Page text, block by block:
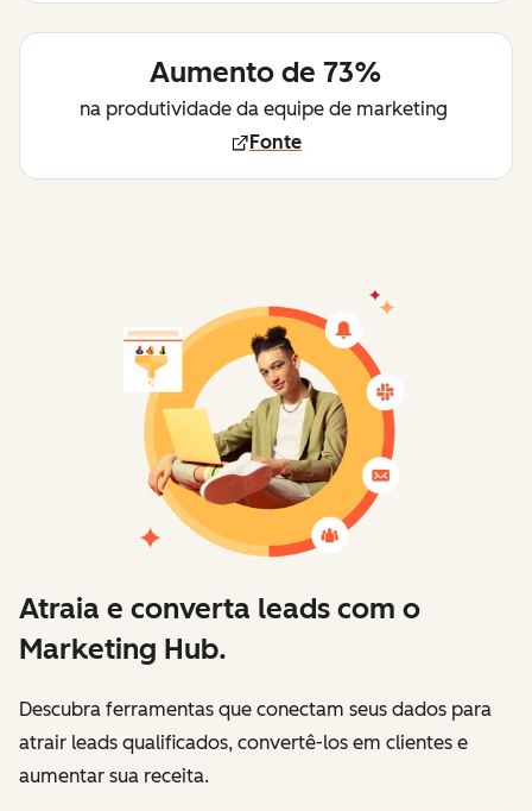
Aumento de 73%
na produtividade da equipe de marketing
Fonte
Atraia e converta leads com o
Marketing Hub.
Descubra ferramentas que conectam seus dados para
atrair leads qualificados, convertê-los em clientes e
aumentar sua receita.